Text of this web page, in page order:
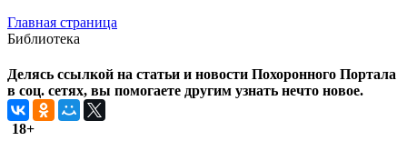
Главная страница
Библиотека
Делясь ссылкой на статьи и новости Похоронного Портала
в соц. сетях, вы помогаете другим узнать нечто новое.
18+